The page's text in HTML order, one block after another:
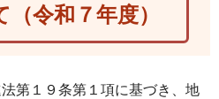
令和７年度）
第１９条第１項に基づき、地